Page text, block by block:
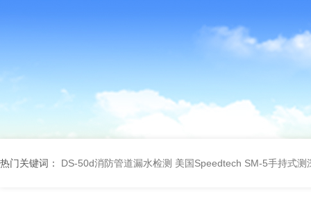
热门关键词： DS-50d消防管道漏水检测 美国Speedtech SM-5手持式测